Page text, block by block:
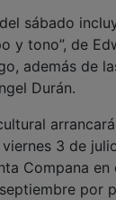
sábado
y tono”, de
además de
Durán.
3 de
Compana
por